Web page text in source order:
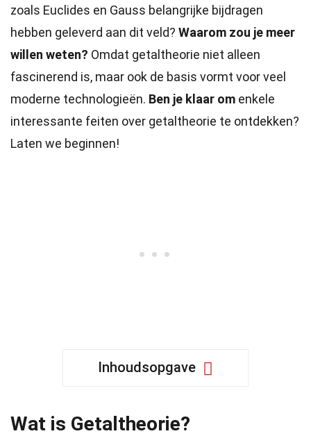
zoals Euclides en Gauss belangrijke bijdragen
hebben geleverd aan dit veld? Waarom zou je meer
willen weten? Omdat getaltheorie niet alleen
fascinerend is, maar ook de basis vormt voor veel
moderne technologieën. Ben je klaar om enkele
interessante feiten over getaltheorie te ontdekken?
Laten we beginnen!
Inhoudsopgave
Wat is Getaltheorie?